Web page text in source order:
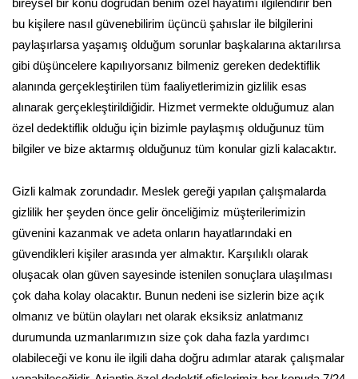
bireysel bir konu doğrudan benim özel hayatımı ilgilendirir ben
bu kişilere nasıl güvenebilirim üçüncü şahıslar ile bilgilerini
paylaşırlarsa yaşamış olduğum sorunlar başkalarına aktarılırsa
gibi düşüncelere kapılıyorsanız bilmeniz gereken dedektiflik
alanında gerçekleştirilen tüm faaliyetlerimizin gizlilik esas
alınarak gerçekleştirildiğidir. Hizmet vermekte olduğumuz alan
özel dedektiflik olduğu için bizimle paylaşmış olduğunuz tüm
bilgiler ve bize aktarmış olduğunuz tüm konular gizli kalacaktır.
Gizli kalmak zorundadır. Meslek gereği yapılan çalışmalarda
gizlilik her şeyden önce gelir önceliğimiz müşterilerimizin
güvenini kazanmak ve adeta onların hayatlarındaki en
güvendikleri kişiler arasında yer almaktır. Karşılıklı olarak
oluşacak olan güven sayesinde istenilen sonuçlara ulaşılması
çok daha kolay olacaktır. Bunun nedeni ise sizlerin bize açık
olmanız ve bütün olayları net olarak eksiksiz anlatmanız
durumunda uzmanlarımızın size çok daha fazla yardımcı
olabileceği ve konu ile ilgili daha doğru adımlar atarak çalışmalar